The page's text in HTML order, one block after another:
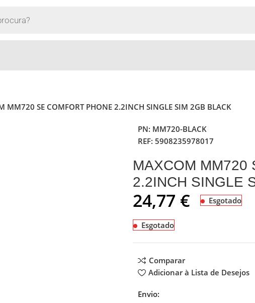
MM720 SE COMFORT PHONE 2.2INCH SINGLE SIM 2GB BLACK
PN: MM720-BLACK
REF: 5908235978017
MAXCOM MM720
2.2INCH SINGLE
24,77 € Esgotado
Esgotado
Comparar
Adicionar à Lista de Desejos
Envio: